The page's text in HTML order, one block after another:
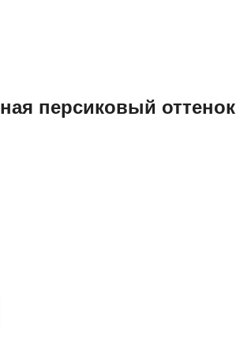
персиковый оттенок